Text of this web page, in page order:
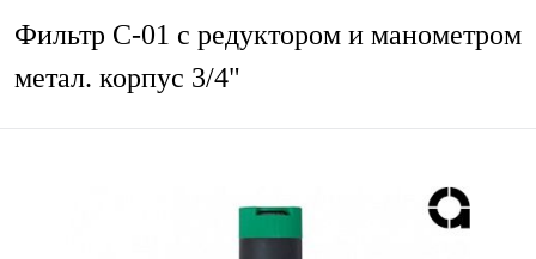
Фильтр С-01 с редуктором и манометром
метал. корпус 3/4"